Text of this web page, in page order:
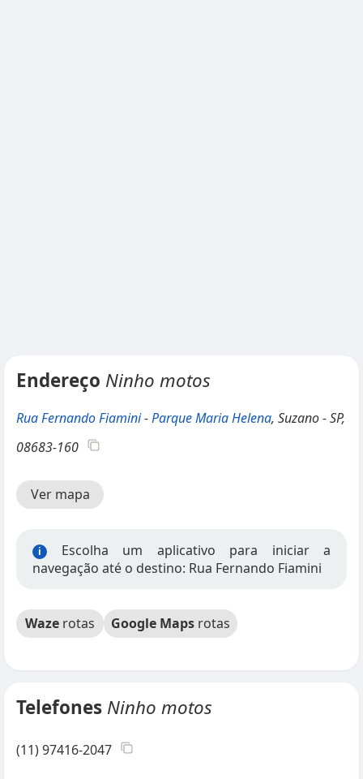
Endereço Ninho motos
Rua Fernando Fiamini-Parque Maria Helena, Suzano - SP,
08683-160
Ver mapa
i
Escolha um aplicativo para iniciar a
navegação até o destino: Rua Fernando Fiamini
Waze rotas Google Maps rotas
Telefones Ninho motos
(11) 97416-2047